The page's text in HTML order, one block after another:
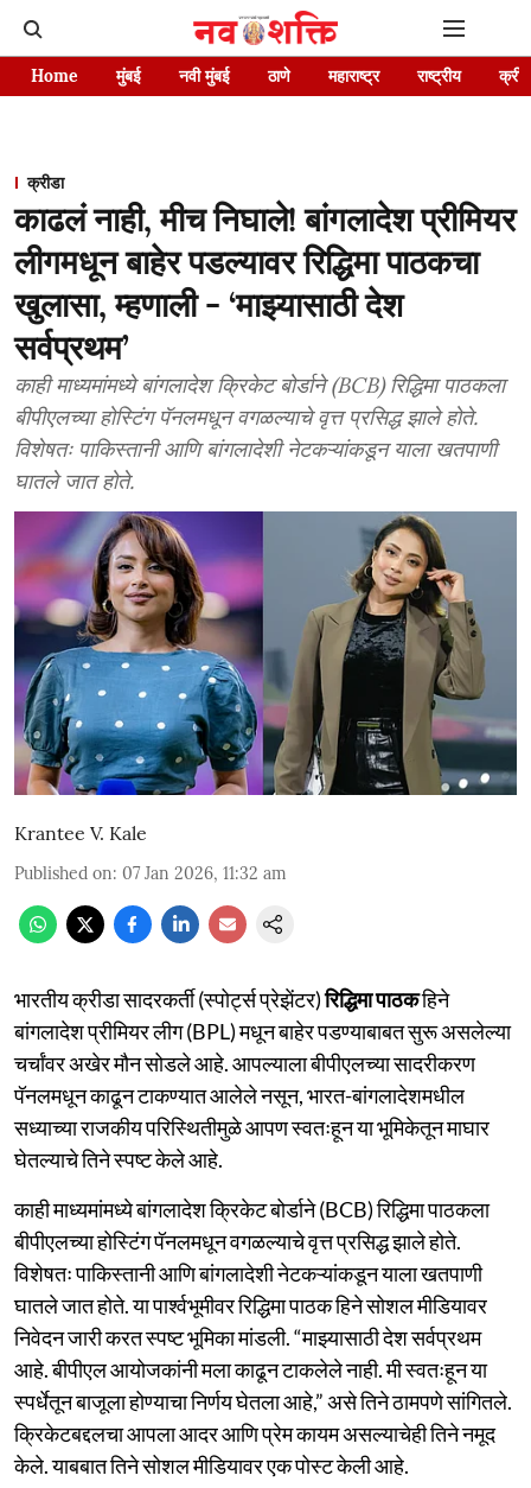
Home मुंबई नवी मुंबई ठाणे महाराष्ट्र राष्ट्रीय
क्रीडा
काढलं नाही, मीच निघाले! बांगलादेश प्रीमियर
लीगमधून बाहेर पडल्यावर रिद्धिमा पाठकचा
खुलासा, म्हणाली - ‘माझ्यासाठी देश
सर्वप्रथम’
काही माध्यमांमध्ये बांगलादेश क्रिकेट बोर्डाने (BCB) रिद्धिमा पाठकला
बीपीएलच्या होस्टिंग पॅनलमधून वगळल्याचे वृत्त प्रसिद्ध झाले होते.
विशेषतः पाकिस्तानी आणि बांगलादेशी नेटकऱ्यांकडून याला खतपाणी
घातले जात होते.
Krantee V. Kale
Published on: 07 Jan 2026, 11:32 am
भारतीय क्रीडा सादरकर्ती (स्पोर्ट्स प्रेझेंटर)रिद्धिमा पाठकहिने
बांगलादेश प्रीमियर लीग (BPL) मधून बाहेर पडण्याबाबत सुरू असलेल्या
चर्चांवर अखेर मौन सोडले आहे. आपल्याला बीपीएलच्या सादरीकरण
पॅनलमधून काढून टाकण्यात आलेले नसून, भारत-बांगलादेशमधील
सध्याच्या राजकीय परिस्थितीमुळे आपण स्वतःहून या भूमिकेतून माघार
घेतल्याचे तिने स्पष्ट केले आहे.
काही माध्यमांमध्ये बांगलादेश क्रिकेट बोर्डाने (BCB) रिद्धिमा पाठकला
बीपीएलच्या होस्टिंग पॅनलमधून वगळल्याचे वृत्त प्रसिद्ध झाले होते.
विशेषतः पाकिस्तानी आणि बांगलादेशी नेटकऱ्यांकडून याला खतपाणी
घातले जात होते. या पार्श्वभूमीवर रिद्धिमा पाठक हिने सोशल मीडियावर
निवेदन जारी करत स्पष्ट भूमिका मांडली. “माझ्यासाठी देश सर्वप्रथम
आहे. बीपीएल आयोजकांनी मला काढून टाकलेले नाही. मी स्वतःहून या
स्पर्धेतून बाजूला होण्याचा निर्णय घेतला आहे,” असे तिने ठामपणे सांगितले.
क्रिकेटबद्दलचा आपला आदर आणि प्रेम कायम असल्याचेही तिने नमूद
केले. याबबात तिने सोशल मीडियावर एक पोस्ट केली आहे.